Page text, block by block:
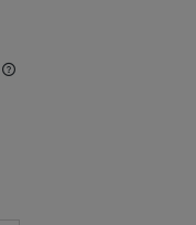
płatności